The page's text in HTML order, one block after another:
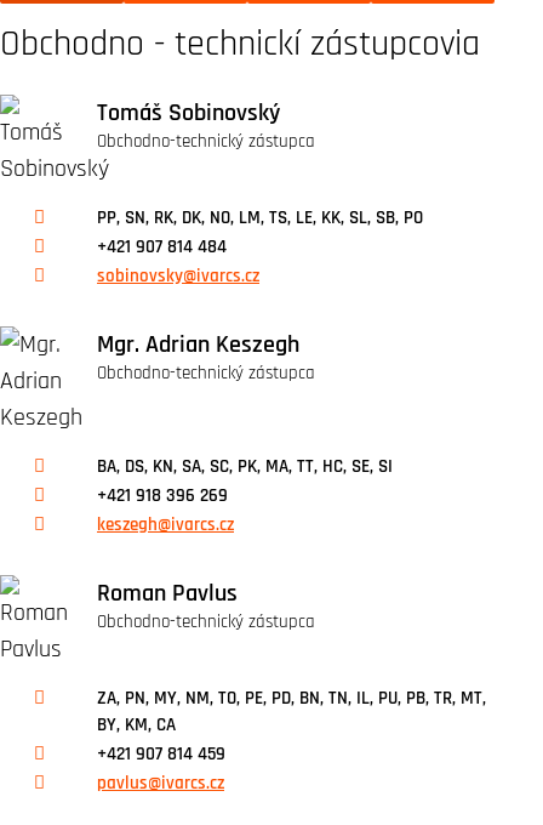
Obchodno - technickí zástupcovia
Tomáš Sobinovský
Obchodno-technický zástupca
PP, SN, RK, DK, NO, LM, TS, LE, KK, SL, SB, PO
+421 907 814 484
sobinovsky@ivarcs.cz
Mgr. Adrian Keszegh
Obchodno-technický zástupca
BA, DS, KN, SA, SC, PK, MA, TT, HC, SE, SI
+421 918 396 269
keszegh@ivarcs.cz
Roman Pavlus
Obchodno-technický zástupca
ZA, PN, MY, NM, TO, PE, PD, BN, TN, IL, PU, PB, TR, MT,
BY, KM, CA
+421 907 814 459
pavlus@ivarcs.cz